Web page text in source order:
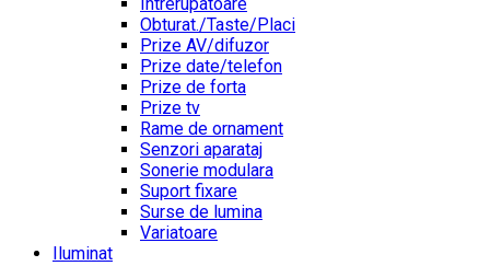
Obturat./Taste/Placi
Prize AV/difuzor
Prize date/telefon
Prize de forta
Prize tv
Rame de ornament
Senzori aparataj
Sonerie modulara
Suport fixare
Surse de lumina
Variatoare
Iluminat